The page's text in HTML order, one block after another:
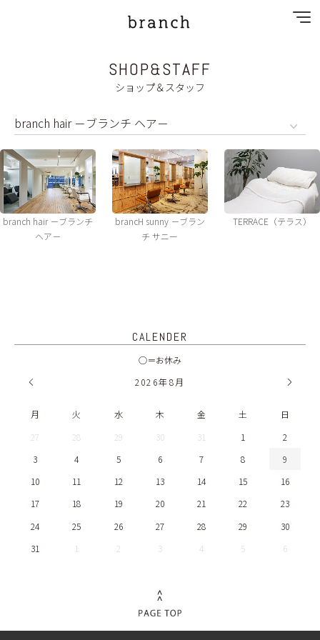
MENU
SHOP&STAFF
PRIVACY POLICY
SHOP&STAFF
ショップ＆スタッフ
branch hair －ブランチ
ヘア－
brancH sunny －ブラン
チ サニー
TERRACE（テラス）
CALENDER
◯＝お休み
2026年8月
月 火 水 木 金 土
日
27
28 29 30 31 1
2
3
4 5 6 7 8
9
10
11 12 13 14 15
16
17
18 19 20 21 22
23
24
25 26 27 28 29
30
31
1 2 3 4 5 6